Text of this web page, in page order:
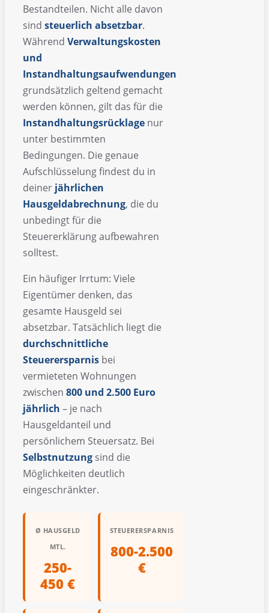
Bestandteilen. Nicht alle davon
sind steuerlich absetzbar.
Während Verwaltungskosten
und
Instandhaltungsaufwendungen
grundsätzlich geltend gemacht
werden können, gilt das für die
Instandhaltungsrücklage nur
unter bestimmten
Bedingungen. Die genaue
Aufschlüsselung findest du in
deiner jährlichen
Hausgeldabrechnung, die du
unbedingt für die
Steuererklärung aufbewahren
solltest.
Ein häufiger Irrtum: Viele
Eigentümer denken, das
gesamte Hausgeld sei
absetzbar. Tatsächlich liegt die
durchschnittliche
Steuerersparnis bei
vermieteten Wohnungen
zwischen 800 und 2.500 Euro
jährlich – je nach
Hausgeldanteil und
persönlichem Steuersatz. Bei
Selbstnutzung sind die
Möglichkeiten deutlich
eingeschränkter.
Ø HAUSGELD
MTL.
250-
450 €
STEUERERSPARNIS
800-2.500
€